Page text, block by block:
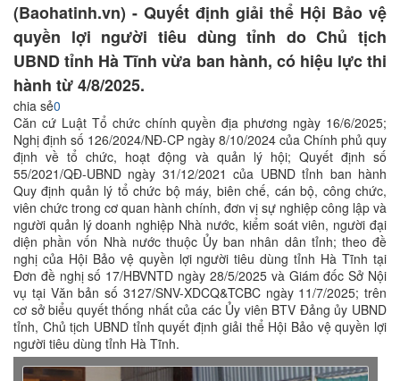
(Baohatinh.vn) - Quyết định giải thể Hội Bảo vệ
quyền lợi người tiêu dùng tỉnh do Chủ tịch
UBND tỉnh Hà Tĩnh vừa ban hành, có hiệu lực thi
hành từ 4/8/2025.
chia sẻ0
Căn cứ Luật Tổ chức chính quyền địa phương ngày 16/6/2025;
Nghị định số 126/2024/NĐ-CP ngày 8/10/2024 của Chính phủ quy
định về tổ chức, hoạt động và quản lý hội; Quyết định số
55/2021/QĐ-UBND ngày 31/12/2021 của UBND tỉnh ban hành
Quy định quản lý tổ chức bộ máy, biên chế, cán bộ, công chức,
viên chức trong cơ quan hành chính, đơn vị sự nghiệp công lập và
người quản lý doanh nghiệp Nhà nước, kiểm soát viên, người đại
diện phần vốn Nhà nước thuộc Ủy ban nhân dân tỉnh; theo đề
nghị của Hội Bảo vệ quyền lợi người tiêu dùng tỉnh Hà Tĩnh tại
Đơn đề nghị số 17/HBVNTD ngày 28/5/2025 và Giám đốc Sở Nội
vụ tại Văn bản số 3127/SNV-XDCQ&TCBC ngày 11/7/2025; trên
cơ sở biểu quyết thống nhất của các Ủy viên BTV Đảng ủy UBND
tỉnh, Chủ tịch UBND tỉnh quyết định giải thể Hội Bảo vệ quyền lợi
người tiêu dùng tỉnh Hà Tĩnh.